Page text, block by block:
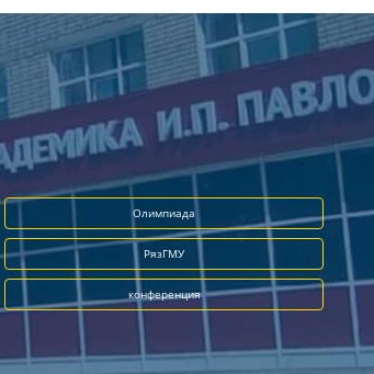
Олимпиада
РязГМУ
конференция